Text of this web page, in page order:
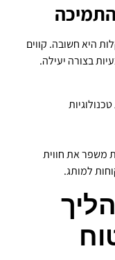
היא חשובה. קווים
בצורה יעילה.
משפר את חווית
למותג.